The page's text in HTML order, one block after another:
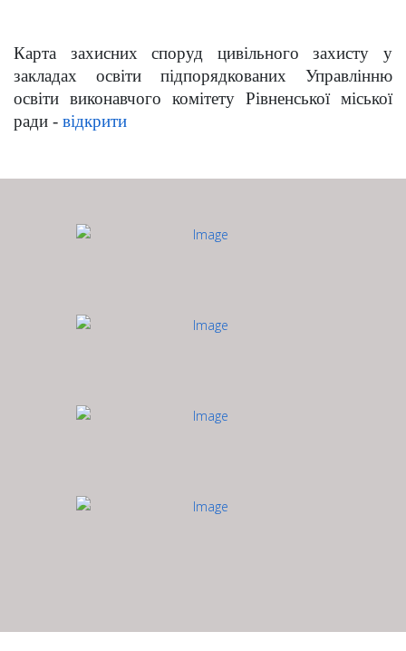
Карта захисних споруд цивільного захисту у
закладах освіти підпорядкованих Управлінню
освіти виконавчого комітету Рівненської міської
ради - відкрити